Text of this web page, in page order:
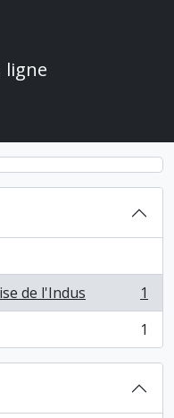
ligne
de l'Indus
1
1